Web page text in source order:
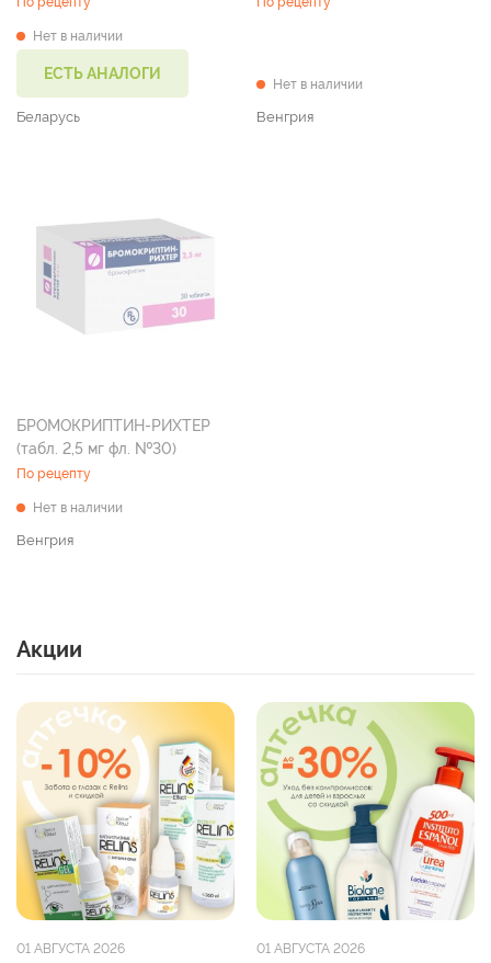
Нет в наличии
ЕСТЬ АНАЛОГИ
Беларусь
Нет в наличии
Венгрия
БРОМОКРИПТИН-РИХТЕР
(табл. 2,5 мг фл. №30)
По рецепту
Нет в наличии
Венгрия
Акции
01 АВГУСТА 2026 01 АВГУСТА 2026